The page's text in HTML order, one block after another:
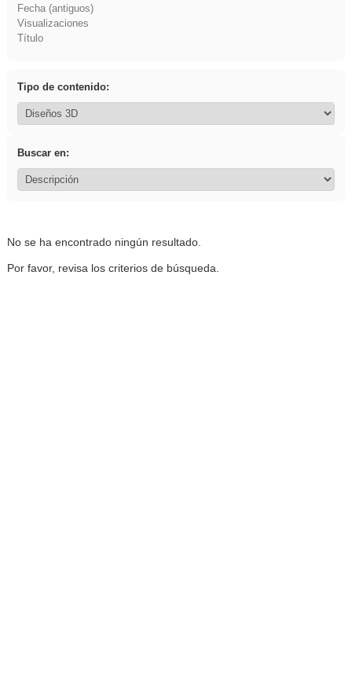
Fecha (antiguos)
Visualizaciones
Título
Tipo de contenido:
Buscar en:
No se ha encontrado ningún resultado.
Por favor, revisa los criterios de búsqueda.